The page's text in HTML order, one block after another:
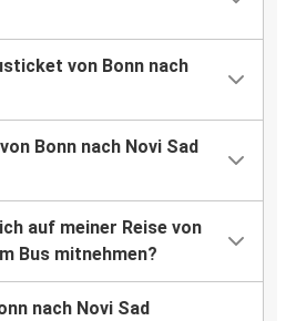
von Bonn nach
Bonn nach Novi Sad
auf meiner Reise von
Bus mitnehmen?
nach Novi Sad